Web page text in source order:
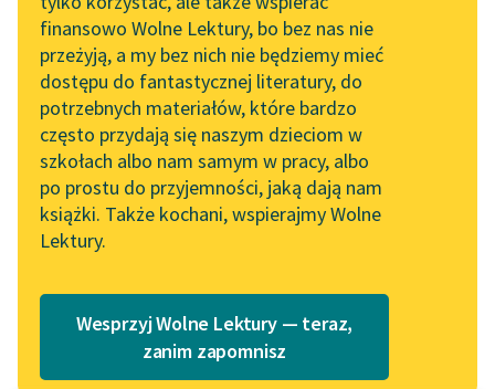
Tunkiel w Oslo
Wolne Lektury na 32.
Pol’and’Rock Festivalu
„Kochanek Lady
Chatterley” do słuchania
na Wolnych Lekturach
Nowy audiobook –
„Marzenie o Oriencie”
API
OAI-PMH
Widget Wolnych Lektur
Przypisy
Katalog w formacie PDF
finansowo Wolne Lektury, bo bez nas nie
przeżyją, a my bez nich nie będziemy mieć
dostępu do fantastycznej literatury, do
potrzebnych materiałów, które bardzo
często przydają się naszym dzieciom w
szkołach albo nam samym w pracy, albo
po prostu do przyjemności, jaką dają nam
książki. Także kochani, wspierajmy Wolne
Lektury.
Wesprzyj Wolne Lektury — teraz,
zanim zapomnisz
— Ach, proszę pana,
czy pan wie, ile znaczy
siedemnaście miesięcy
w więzieniu? To
siedemnaście lat...
Czytaj więcej
Aleksander Dumas (ojciec)
Hrabia Monte
Christo